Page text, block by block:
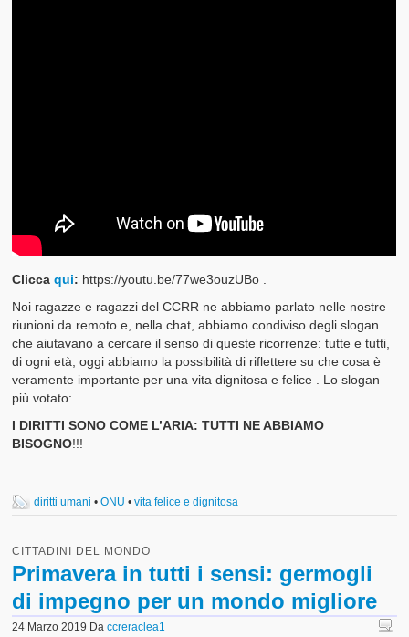
Cliccaqui: https://youtu.be/77we3ouzUBo .
Noi ragazze e ragazzi del CCRR ne abbiamo parlato nelle nostre
riunioni da remoto e, nella chat, abbiamo condiviso degli slogan
che aiutavano a cercare il senso di queste ricorrenze: tutte e tutti,
di ogni età, oggi abbiamo la possibilità di riflettere su che cosa è
veramente importante per una vita dignitosa e felice . Lo slogan
più votato:
I DIRITTI SONO COME L’ARIA: TUTTI NE ABBIAMO
BISOGNO!!!
diritti umani •ONU •vita felice e dignitosa
CITTADINI DEL MONDO
Primavera in tutti i sensi: germogli
di impegno per un mondo migliore
24 Marzo 2019 Daccreraclea1